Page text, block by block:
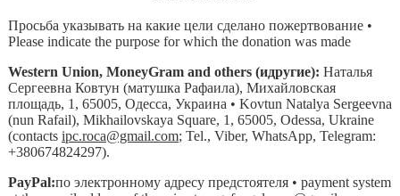
Просьба указывать на какие цели сделано пожертвование •
Please indicate the purpose for which the donation was made
Western Union, MoneyGram and others (идругие): Наталья
Сергеевна Ковтун (матушка Рафаила), Михайловская
площадь, 1, 65005, Одесса, Украина • Kovtun Natalya Sergeevna
(nun Rafail), Mikhailovskaya Square, 1, 65005, Odessa, Ukraine
(contacts ipc.roca@gmail.com; Tel., Viber, WhatsApp, Telegram:
+380674824297).
PayPal:по электронному адресу предстоятеля • payment system